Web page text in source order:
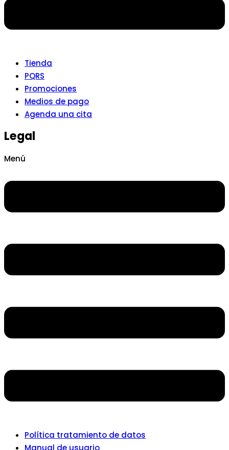
Tienda
PQRS
Promociones
Medios de pago
Agenda una cita
Legal
Menú
Política tratamiento de datos
Manual de usuario